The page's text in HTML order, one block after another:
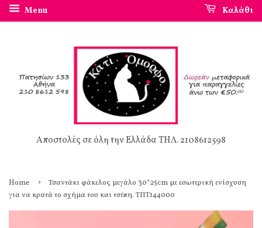
Menu Καλάθι
Αποστολές σε όλη την Ελλάδα ΤΗΛ. 2108612598
Home ›
Τσαντάκι φάκελος μεγάλο 30*25cm με εσωτερική ενίσχυση
για να κρατά το σχήμα του και τσέπη. ΤΠΤ144000